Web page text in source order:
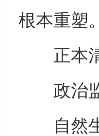
根本重塑。
正本
政治监
自然生